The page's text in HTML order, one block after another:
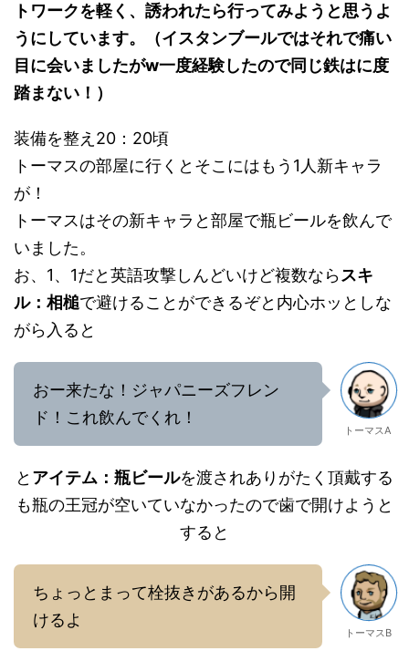
トワークを軽く、誘われたら行ってみようと思うよ
うにしています。（イスタンブールではそれで痛い
目に会いましたがw一度経験したので同じ鉄はに度
踏まない！）
装備を整え20：20頃
トーマスの部屋に行くとそこにはもう1人新キャラ
が！
トーマスはその新キャラと部屋で瓶ビールを飲んで
いました。
お、1、1だと英語攻撃しんどいけど複数ならスキ
ル：相槌で避けることができるぞと内心ホッとしな
がら入ると
おー来たな！ジャパニーズフレン
ド！これ飲んでくれ！
トーマスA
と アイテム：瓶ビールを渡されありがたく頂戴する
も瓶の王冠が空いていなかったので歯で開けようと
すると
ちょっとまって栓抜きがあるから開
けるよ
トーマスB